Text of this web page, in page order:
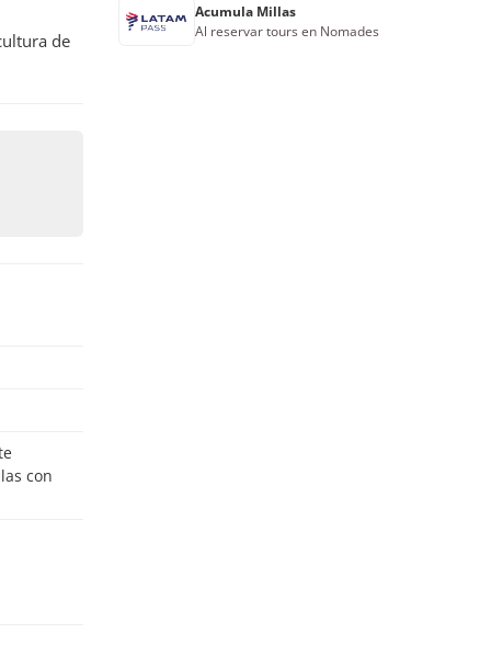
de
con
Acumula Millas
Al reservar tours en Nomades